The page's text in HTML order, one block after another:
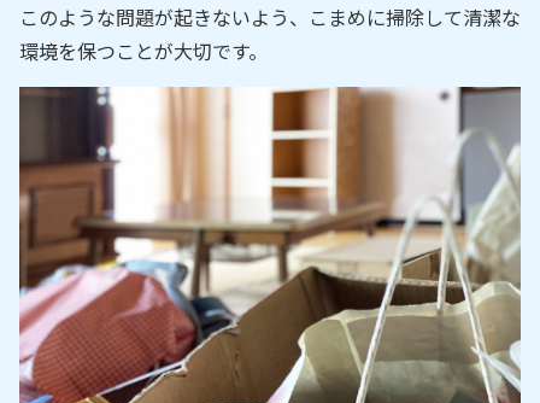
このような問題が起きないよう、こまめに掃除して清潔な
環境を保つことが大切です。